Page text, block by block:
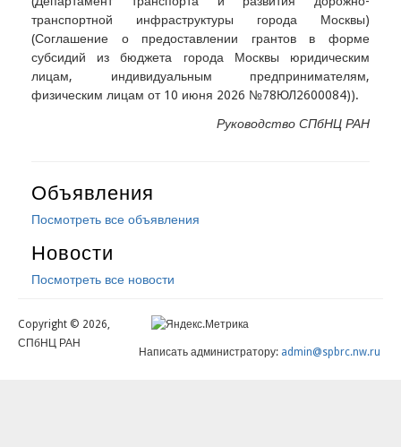
транспортной инфраструктуры города Москвы)
(Соглашение о предоставлении грантов в форме
субсидий из бюджета города Москвы юридическим
лицам, индивидуальным предпринимателям,
физическим лицам от 10 июня 2026 №78ЮЛ2600084)).
Руководство СПбНЦ РАН
Объявления
Посмотреть все объявления
Новости
Посмотреть все новости
Copyright © 2026,
СПбНЦ РАН
Написать администратору: admin@spbrc.nw.ru